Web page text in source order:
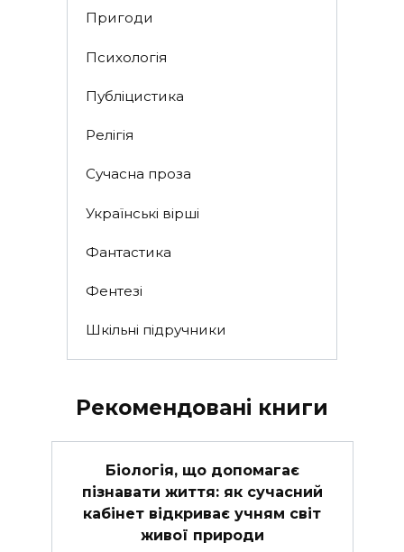
Пригоди
Психологія
Публіцистика
Релігія
Сучасна проза
Українські вірші
Фантастика
Фентезі
Шкільні підручники
Рекомендовані книги
Біологія, що допомагає
пізнавати життя: як сучасний
кабінет відкриває учням світ
живої природи